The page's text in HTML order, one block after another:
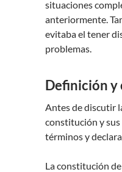
situaciones
anteriormente.
evitaba el tener
problemas.
Definición
Antes de discutir
constitución y
términos y
La constitución